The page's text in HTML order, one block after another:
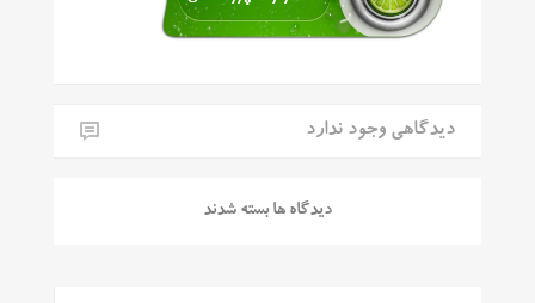
دیدگاهی وجود ندارد
دیدگاه ها بسته شدند